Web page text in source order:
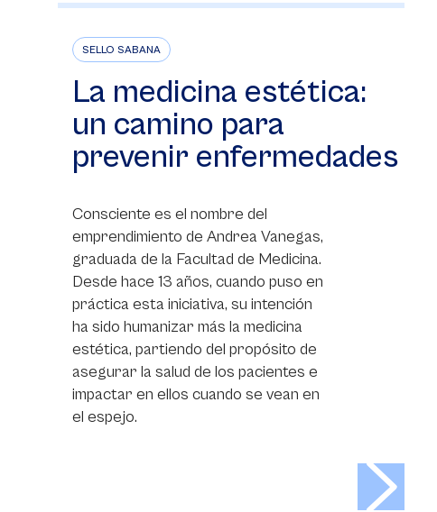
SELLO SABANA
La medicina estética:
un camino para
prevenir enfermedades
Consciente es el nombre del
emprendimiento de Andrea Vanegas,
graduada de la Facultad de Medicina.
Desde hace 13 años, cuando puso en
práctica esta iniciativa, su intención
ha sido humanizar más la medicina
estética, partiendo del propósito de
asegurar la salud de los pacientes e
impactar en ellos cuando se vean en
el espejo.